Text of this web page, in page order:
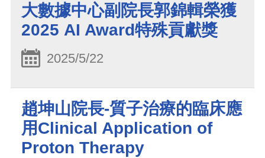
大數據中心副院長郭錦輯榮獲
2025 AI Award特殊貢獻獎
2025/5/22
趙坤山院長-質子治療的臨床應
用Clinical Application of
Proton Therapy